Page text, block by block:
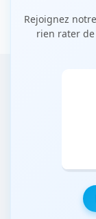
Rejoignez
rien rater